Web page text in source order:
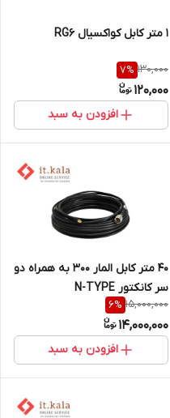
1 متر کابل کواکسیال RG6
130,000
7%
120,000
افزودن به سبد
40 متر کابل المار 300 به همراه دو
سر کانکتور N-TYPE
15,000,000
6%
14,000,000
افزودن به سبد